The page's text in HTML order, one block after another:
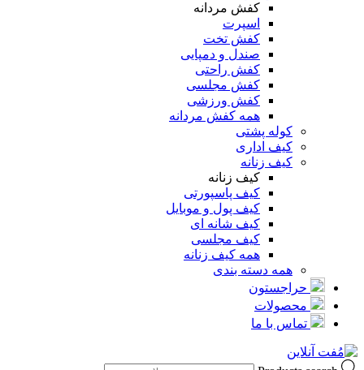
کفش مردانه
اسپرت
کفش تخت
صندل و دمپایی
کفش راحتی
کفش مجلسی
کفش ورزشی
همه کفش مردانه
کوله پشتی
کیف اداری
کیف زنانه
کیف زنانه
کیف پاسپورتی
کیف پول و موبایل
کیف شانه ای
کیف مجلسی
همه کیف زنانه
همه دسته بندی
حراجستون
محصولات
تماس با ما